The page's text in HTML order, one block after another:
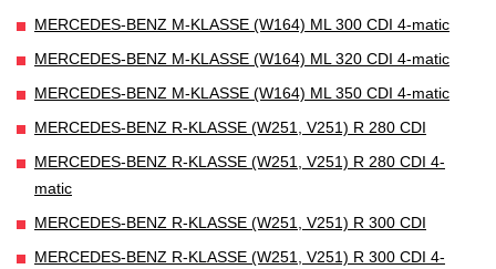
MERCEDES-BENZ M-KLASSE (W164) ML 300 CDI 4-matic
MERCEDES-BENZ M-KLASSE (W164) ML 320 CDI 4-matic
MERCEDES-BENZ M-KLASSE (W164) ML 350 CDI 4-matic
MERCEDES-BENZ R-KLASSE (W251, V251) R 280 CDI
MERCEDES-BENZ R-KLASSE (W251, V251) R 280 CDI 4-
matic
MERCEDES-BENZ R-KLASSE (W251, V251) R 300 CDI
MERCEDES-BENZ R-KLASSE (W251, V251) R 300 CDI 4-